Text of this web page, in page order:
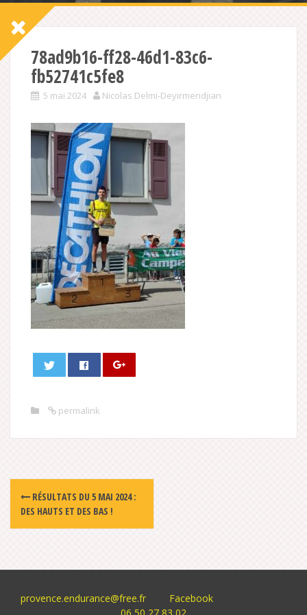
78ad9b16-ff28-46d1-83c6-
fb52741c5fe8
5 mai 2024 Nicolas Delmi-Deyirmendjian
permalink
Post
navigation
RÉSULTATS DU 5 MAI 2024 :
DES HAUTS ET DES BAS !
provence.endurance@free.fr
Facebook